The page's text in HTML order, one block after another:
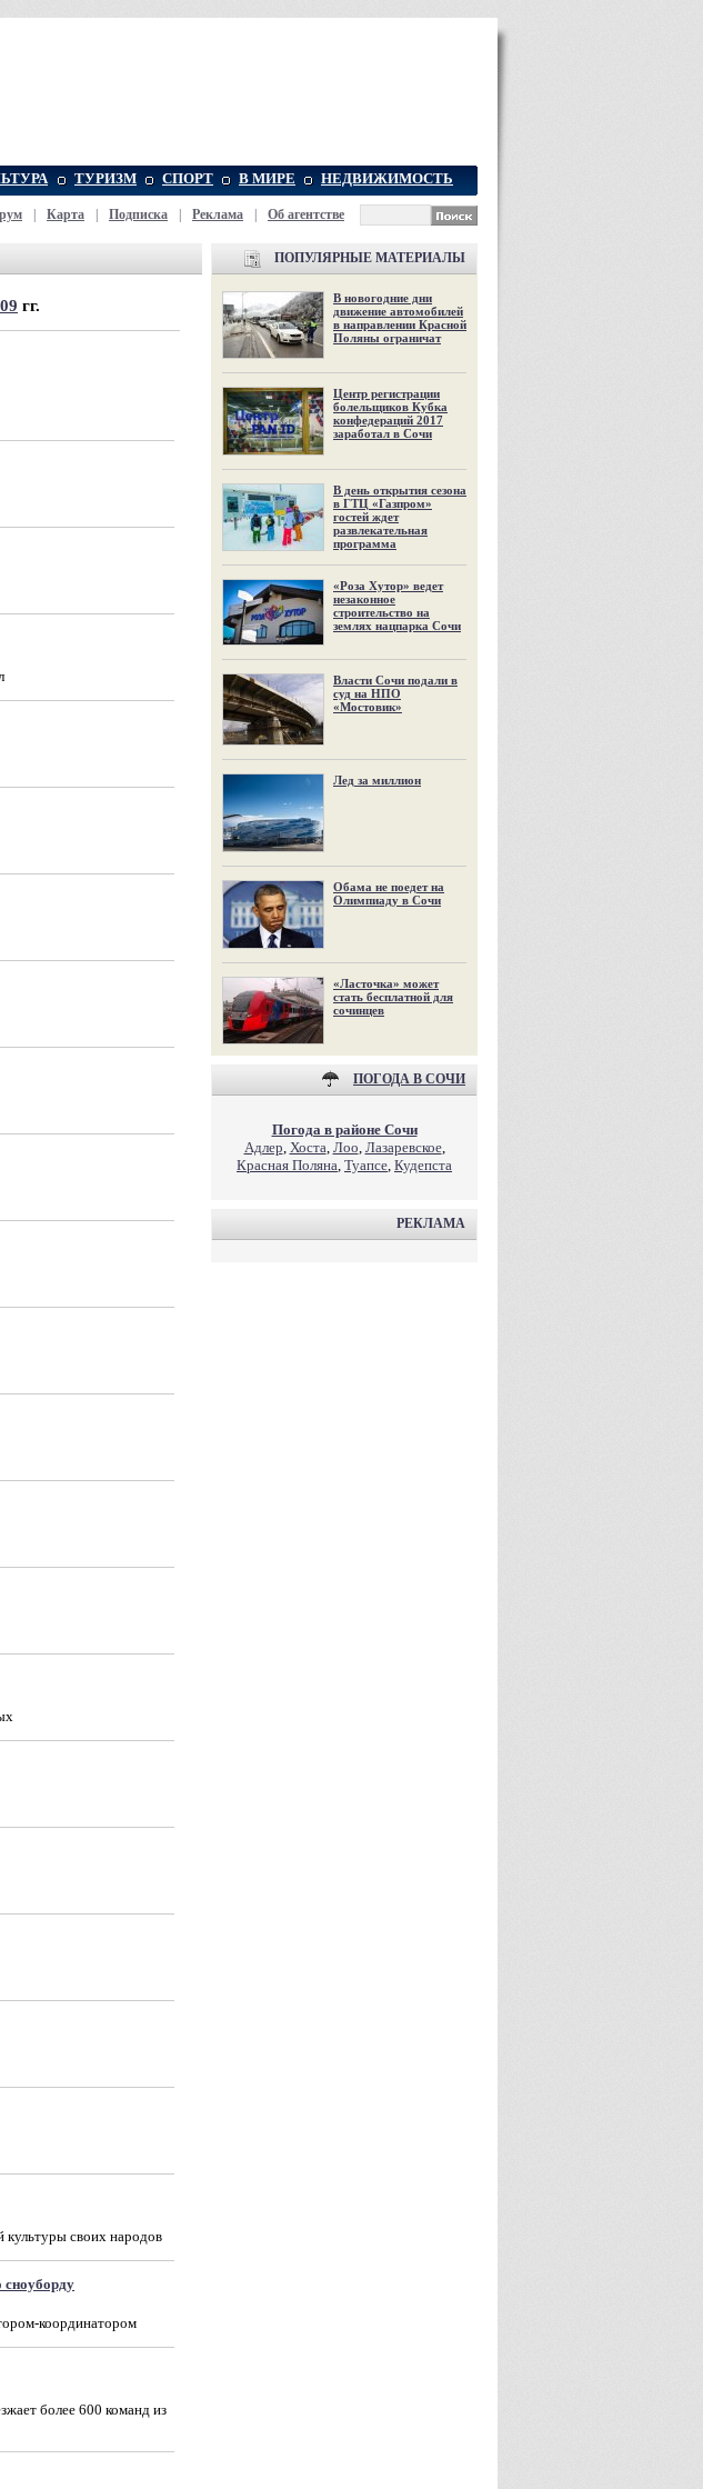
ТУРИЗМ СПОРТ В МИРЕ НЕДВИЖИМОСТЬ
Карта Подписка Реклама Об агентстве
гг.
культуры своих народов
сноуборду
координатором
более 600 команд из
ПОПУЛЯРНЫЕ МАТЕРИАЛЫ
В новогодние дни
движение автомобилей
в направлении Красной
Поляны ограничат
Центр регистрации
болельщиков Кубка
конфедераций 2017
заработал в Сочи
В день открытия сезона
в ГТЦ «Газпром»
гостей ждет
развлекательная
программа
«Роза Хутор» ведет
незаконное
строительство на
землях нацпарка Сочи
Власти Сочи подали в
суд на НПО
«Мостовик»
Лед за миллион
Обама не поедет на
Олимпиаду в Сочи
«Ласточка» может
стать бесплатной для
сочинцев
ПОГОДА В СОЧИ
Погода в районе Сочи
Адлер, Хоста, Лоо, Лазаревское,
Красная Поляна, Туапсе, Кудепста
РЕКЛАМА